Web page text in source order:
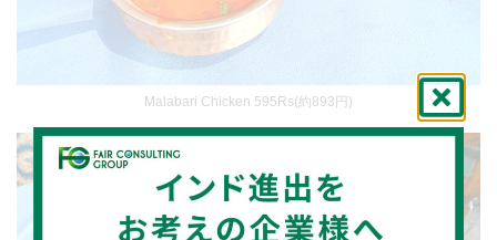
Malabari Chicken 595Rs(約893円)